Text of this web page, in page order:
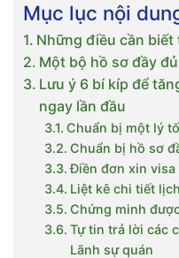
Mục lục nội
Những điều cần
Một bộ hồ sơ đầy
Lưu ý 6 bí kíp để
ngay lần đầu
Chuẩn bị một lý
Chuẩn bị hồ sơ
Điền đơn xin
Liệt kê chi tiết
Chứng minh
Tự tin trả lời các
Lãnh sự quán